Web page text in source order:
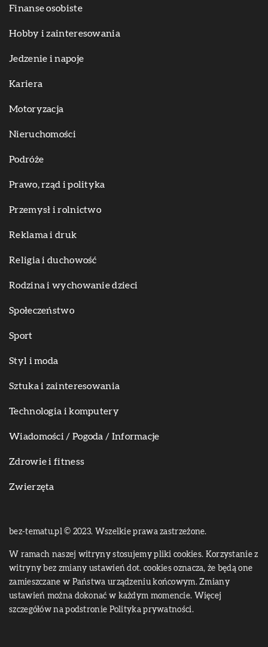
Finanse osobiste
Hobby i zainteresowania
Jedzenie i napoje
Kariera
Motoryzacja
Nieruchomości
Podróże
Prawo, rząd i polityka
Przemysł i rolnictwo
Reklama i druk
Religia i duchowość
Rodzina i wychowanie dzieci
Społeczeństwo
Sport
Styl i moda
Sztuka i zainteresowania
Technologia i komputery
Wiadomości / Pogoda / Informacje
Zdrowie i fitness
Zwierzęta
bez-tematu.pl © 2023. Wszelkie prawa zastrzeżone.
W ramach naszej witryny stosujemy pliki cookies. Korzystanie z
witryny bez zmiany ustawień dot. cookies oznacza, że będą one
zamieszczane w Państwa urządzeniu końcowym. Zmiany
ustawień można dokonać w każdym momencie. Więcej
szczegółów na podstronie Polityka prywatności.